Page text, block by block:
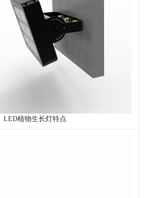
LED植物生长灯特点